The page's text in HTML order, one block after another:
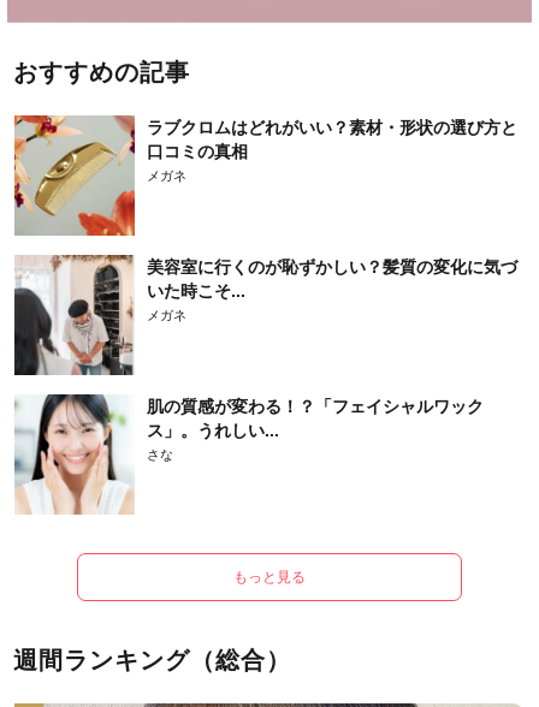
おすすめの記事
ラブクロムはどれがいい？素材・形状の選び方と
口コミの真相
メガネ
美容室に行くのが恥ずかしい？髪質の変化に気づ
いた時こそ...
メガネ
肌の質感が変わる！？「フェイシャルワック
ス」。うれしい...
さな
もっと見る
週間ランキング（総合）